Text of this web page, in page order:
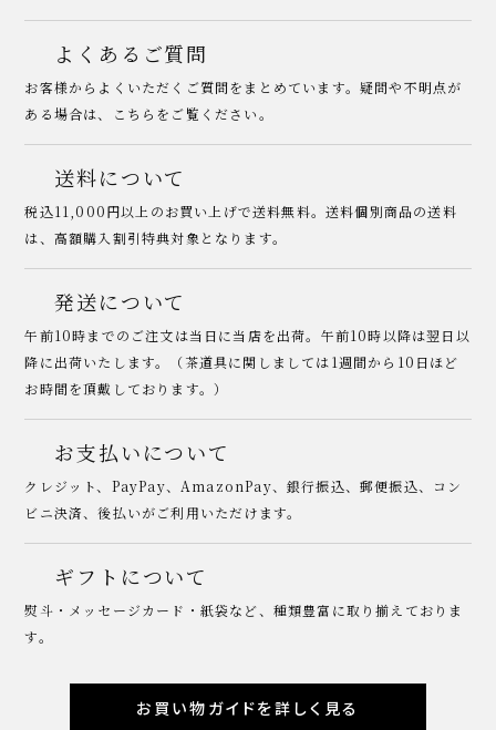
よくあるご質問
お客様からよくいただくご質問をまとめています。疑問や不明点が
ある場合は、こちらをご覧ください。
送料について
税込11,000円以上のお買い上げで送料無料。送料個別商品の送料
は、高額購入割引特典対象となります。
発送について
午前10時までのご注文は当日に当店を出荷。午前10時以降は翌日以
降に出荷いたします。（茶道具に関しましては1週間から10日ほど
お時間を頂戴しております。）
お支払いについて
クレジット、PayPay、AmazonPay、銀行振込、郵便振込、コン
ビニ決済、後払いがご利用いただけます。
ギフトについて
熨斗・メッセージカード・紙袋など、種類豊富に取り揃えておりま
す。
お買い物ガイドを詳しく見る